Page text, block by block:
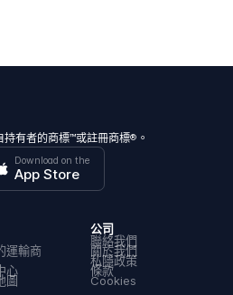
有者的商標™或註冊商標®。
Download on the
App Store
運輸商
心
圖
公司
聯絡我們
關於我們
私隱政策
條款
Cookies